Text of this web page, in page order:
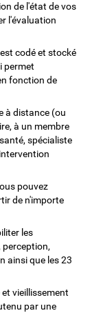
de l'état de vos
l'évaluation
codé et stocké
permet
fonction de
à distance (ou
à un membre
spécialiste
pouvez
de n'importe
les
perception,
ainsi que les 23
vieillissement
par une